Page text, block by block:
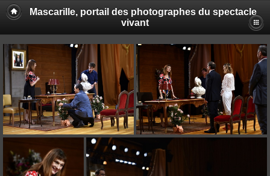
Mascarille, portail des photographes du spectacle
vivant